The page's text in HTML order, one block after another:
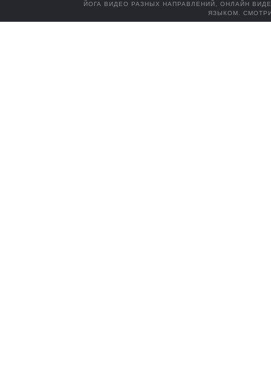
ЙОГА ВИДЕО РАЗНЫХ НАПРАВЛЕНИЙ, ОНЛАЙН
ЯЗЫКОМ.